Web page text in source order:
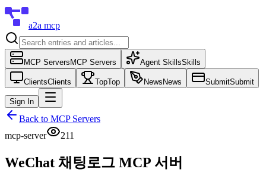
a2a mcp
MCP Servers MCP Servers Agent SkillsSkills
ClientsClients TopTop News News SubmitSubmit
Sign In
Back to MCP Servers
mcp-server
211
WeChat 채팅로그 MCP 서버